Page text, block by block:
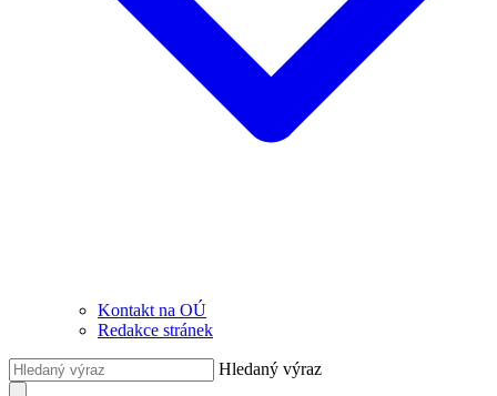
Kontakt na OÚ
Redakce stránek
Hledaný výraz